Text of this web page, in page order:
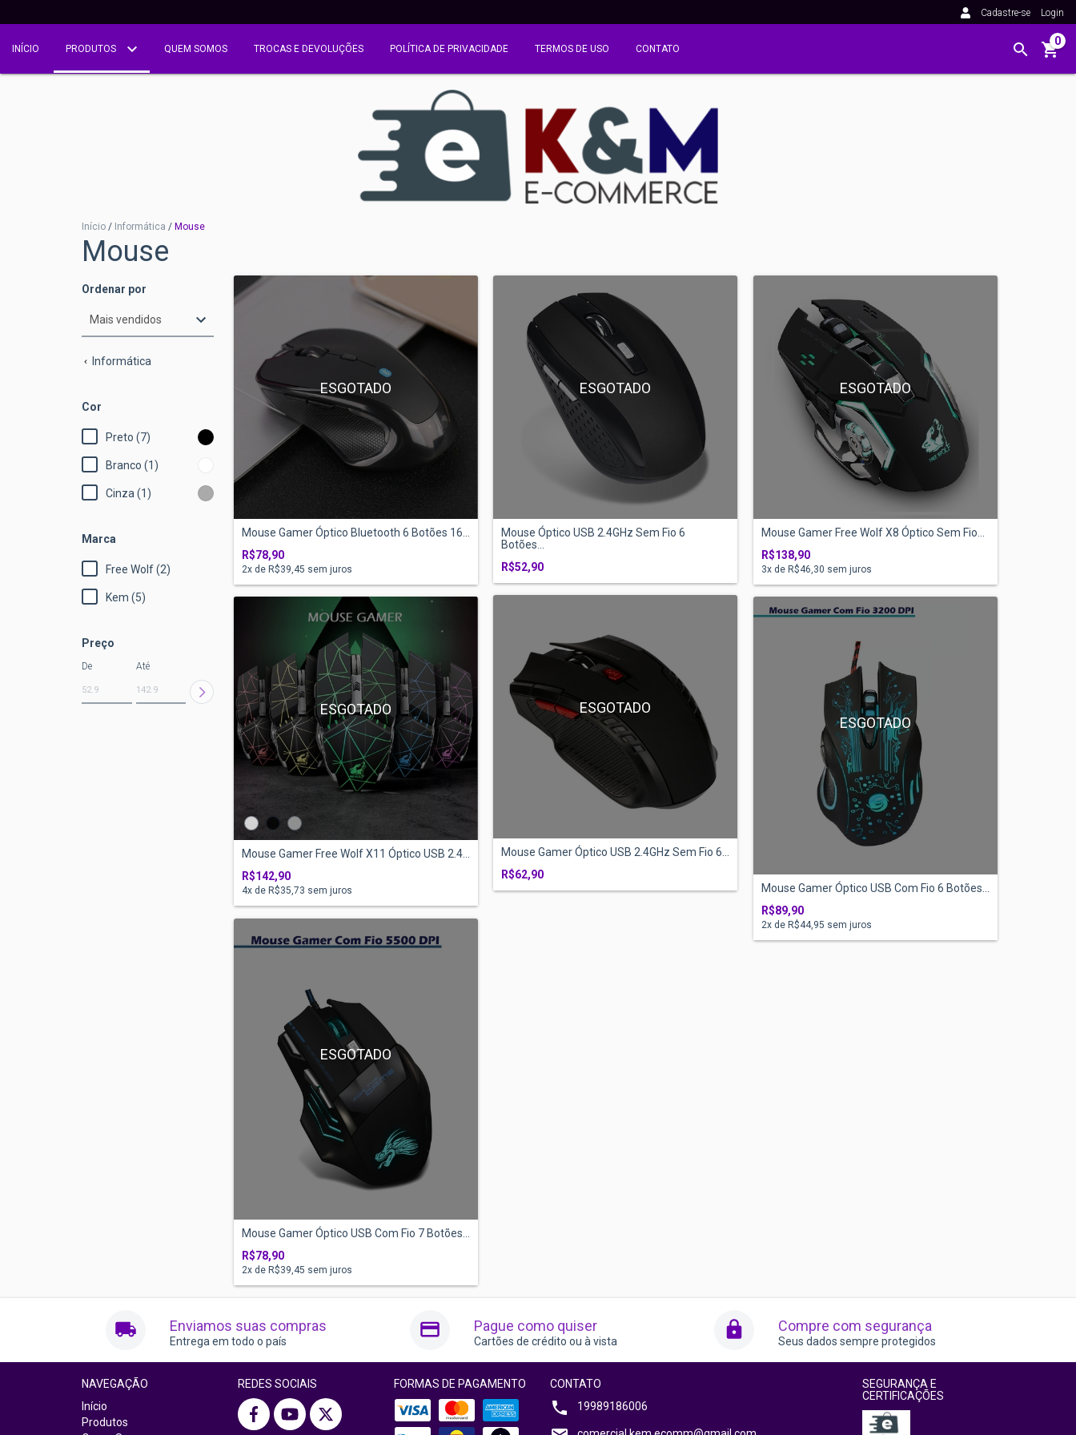
Cadastre-se Login
INÍCIO PRODUTOS QUEM SOMOS TROCAS E DEVOLUÇÕES POLÍTICA DE PRIVACIDADE TERMOS DE USO CONTATO
0
Início / Informática / Mouse
Mouse
Ordenar por
Informática
Cor
Preto (7)
Branco (1)
Cinza (1)
Marca
Free Wolf (2)
Kem (5)
Preço
De Até
ESGOTADO
Mouse Gamer Óptico Bluetooth 6 Botões 16...
R$78,90
2x de R$39,45 sem juros
ESGOTADO
Mouse Óptico USB 2.4GHz Sem Fio 6
Botões...
R$52,90
ESGOTADO
Mouse Gamer Free Wolf X8 Óptico Sem Fio...
R$138,90
3x de R$46,30 sem juros
ESGOTADO
Mouse Gamer Free Wolf X11 Óptico USB 2.4...
R$142,90
4x de R$35,73 sem juros
ESGOTADO
Mouse Gamer Óptico USB 2.4GHz Sem Fio 6...
R$62,90
ESGOTADO
Mouse Gamer Óptico USB Com Fio 6 Botões...
R$89,90
2x de R$44,95 sem juros
ESGOTADO
Mouse Gamer Óptico USB Com Fio 7 Botões...
R$78,90
2x de R$39,45 sem juros
Enviamos suas compras
Entrega em todo o país
Pague como quiser
Cartões de crédito ou à vista
Compre com segurança
Seus dados sempre protegidos
NAVEGAÇÃO
Início
Produtos
REDES SOCIAIS FORMAS DE PAGAMENTO
CONTATO
19989186006
SEGURANÇA E
CERTIFICAÇÕES